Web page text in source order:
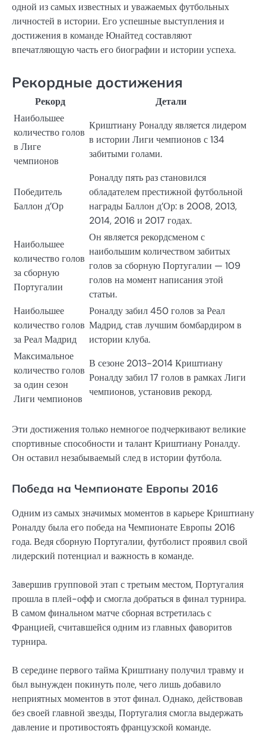
одной из самых известных и уважаемых футбольных
личностей в истории. Его успешные выступления и
достижения в команде Юнайтед составляют
впечатляющую часть его биографии и истории успеха.
Рекордные достижения
Рекорд
Детали
Наибольшее
количество голов
в Лиге
чемпионов
Криштиану Роналду является лидером
в истории Лиги чемпионов с 134
забитыми голами.
Победитель
Баллон д’Ор
Роналду пять раз становился
обладателем престижной футбольной
награды Баллон д’Ор: в 2008, 2013,
2014, 2016 и 2017 годах.
Наибольшее
количество голов
за сборную
Португалии
Он является рекордсменом с
наибольшим количеством забитых
голов за сборную Португалии — 109
голов на момент написания этой
статьи.
Наибольшее
количество голов
за Реал Мадрид
Роналду забил 450 голов за Реал
Мадрид, став лучшим бомбардиром в
истории клуба.
Максимальное
количество голов
за один сезон
Лиги чемпионов
В сезоне 2013-2014 Криштиану
Роналду забил 17 голов в рамках Лиги
чемпионов, установив рекорд.
Эти достижения только немногое подчеркивают великие
спортивные способности и талант Криштиану Роналду.
Он оставил незабываемый след в истории футбола.
Победа на Чемпионате Европы 2016
Одним из самых значимых моментов в карьере Криштиану
Роналду была его победа на Чемпионате Европы 2016
года. Ведя сборную Португалии, футболист проявил свой
лидерский потенциал и важность в команде.
Завершив групповой этап с третьим местом, Португалия
прошла в плей-офф и смогла добраться в финал турнира.
В самом финальном матче сборная встретилась с
Францией, считавшейся одним из главных фаворитов
турнира.
В середине первого тайма Криштиану получил травму и
был вынужден покинуть поле, чего лишь добавило
неприятных моментов в этот финал. Однако, действовав
без своей главной звезды, Португалия смогла выдержать
давление и противостоять французской команде.